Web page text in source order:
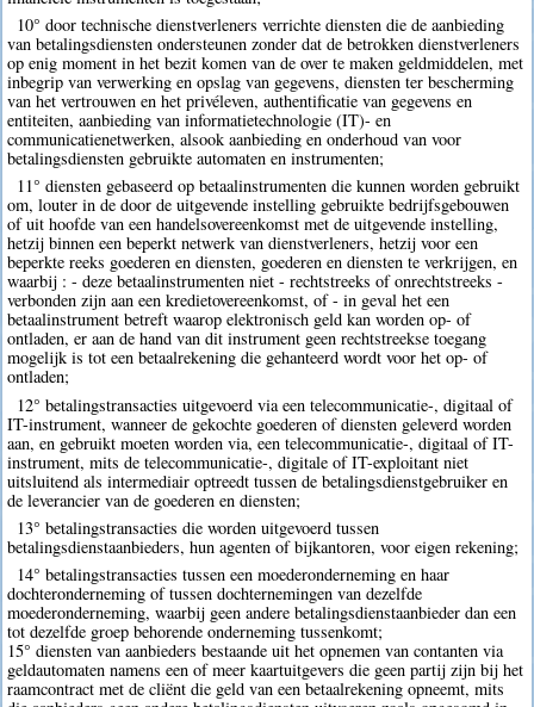
10° door technische dienstverleners verrichte diensten die de aanbieding
van betalingsdiensten ondersteunen zonder dat de betrokken dienstverleners
op enig moment in het bezit komen van de over te maken geldmiddelen, met
inbegrip van verwerking en opslag van gegevens, diensten ter bescherming
van het vertrouwen en het privéleven, authentificatie van gegevens en
entiteiten, aanbieding van informatietechnologie (IT)- en
communicatienetwerken, alsook aanbieding en onderhoud van voor
betalingsdiensten gebruikte automaten en instrumenten;
11° diensten gebaseerd op betaalinstrumenten die kunnen worden gebruikt
om, louter in de door de uitgevende instelling gebruikte bedrijfsgebouwen
of uit hoofde van een handelsovereenkomst met de uitgevende instelling,
hetzij binnen een beperkt netwerk van dienstverleners, hetzij voor een
beperkte reeks goederen en diensten, goederen en diensten te verkrijgen, en
waarbij : - deze betaalinstrumenten niet - rechtstreeks of onrechtstreeks -
verbonden zijn aan een kredietovereenkomst, of - in geval het een
betaalinstrument betreft waarop elektronisch geld kan worden op- of
ontladen, er aan de hand van dit instrument geen rechtstreekse toegang
mogelijk is tot een betaalrekening die gehanteerd wordt voor het op- of
ontladen;
12° betalingstransacties uitgevoerd via een telecommunicatie-, digitaal of
IT-instrument, wanneer de gekochte goederen of diensten geleverd worden
aan, en gebruikt moeten worden via, een telecommunicatie-, digitaal of IT-
instrument, mits de telecommunicatie-, digitale of IT-exploitant niet
uitsluitend als intermediair optreedt tussen de betalingsdienstgebruiker en
de leverancier van de goederen en diensten;
13° betalingstransacties die worden uitgevoerd tussen
betalingsdienstaanbieders, hun agenten of bijkantoren, voor eigen rekening;
14° betalingstransacties tussen een moederonderneming en haar
dochteronderneming of tussen dochternemingen van dezelfde
moederonderneming, waarbij geen andere betalingsdienstaanbieder dan een
tot dezelfde groep behorende onderneming tussenkomt;
15° diensten van aanbieders bestaande uit het opnemen van contanten via
geldautomaten namens een of meer kaartuitgevers die geen partij zijn bij het
raamcontract met de cliënt die geld van een betaalrekening opneemt, mits